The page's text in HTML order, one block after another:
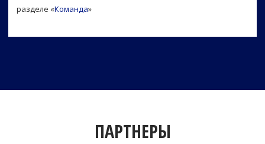
разделе «Команда»
ПАРТНЕРЫ